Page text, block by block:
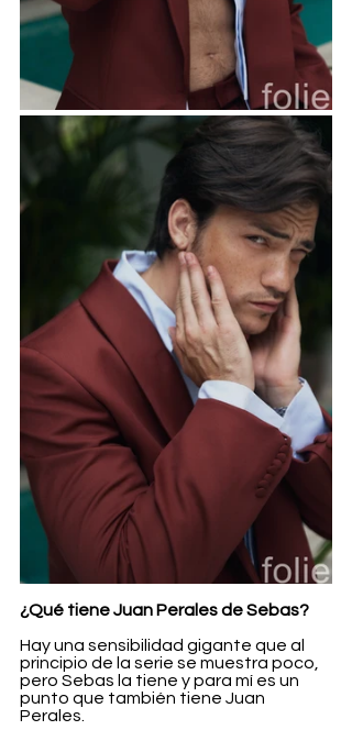
¿Qué tiene Juan Perales de Sebas?
Hay una sensibilidad gigante que al
principio de la serie se muestra poco,
pero Sebas la tiene y para mí es un
punto que también tiene Juan
Perales.